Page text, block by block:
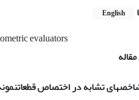
English
evaluators
تشابه در اختصاص